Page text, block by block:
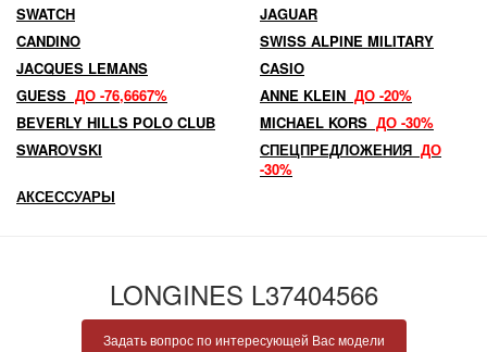
SWATCH
JAGUAR
CANDINO
SWISS ALPINE MILITARY
JACQUES LEMANS
CASIO
GUESS ДО -76,6667% ANNE KLEIN ДО -20%
BEVERLY HILLS POLO CLUB
MICHAEL KORS ДО -30%
SWAROVSKI
СПЕЦПРЕДЛОЖЕНИЯ ДО
-30%
АКСЕССУАРЫ
LONGINES L37404566
Задать вопрос по интересующей Вас модели